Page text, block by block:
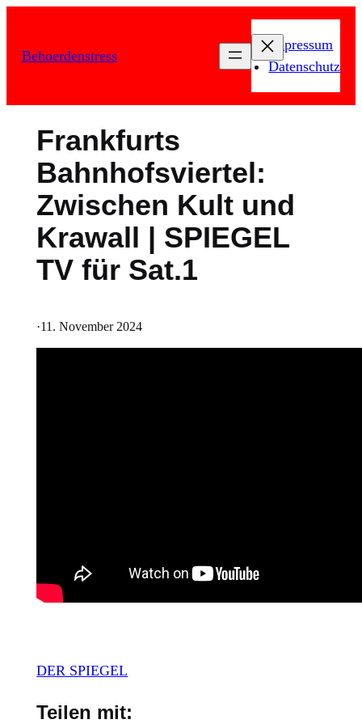
springen
Behoerdenstress
Impressum
Datenschutz
Frankfurts
Bahnhofsviertel:
Zwischen Kult und
Krawall | SPIEGEL
TV für Sat.1
·11. November 2024
DER SPIEGEL
Teilen mit: